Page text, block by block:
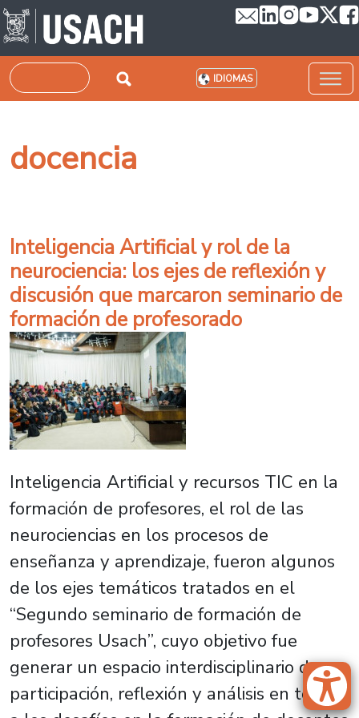
Pasar al contenido principal
Buscar IDIOMAS
docencia
Inteligencia Artificial y rol de la
neurociencia: los ejes de reflexión y
discusión que marcaron seminario de
formación de profesorado
Inteligencia Artificial y recursos TIC en la
formación de profesores, el rol de las
neurociencias en los procesos de
enseñanza y aprendizaje, fueron algunos
de los ejes temáticos tratados en el
“Segundo seminario de formación de
profesores Usach”, cuyo objetivo fue
generar un espacio interdisciplinario de
participación, reflexión y análisis en torno